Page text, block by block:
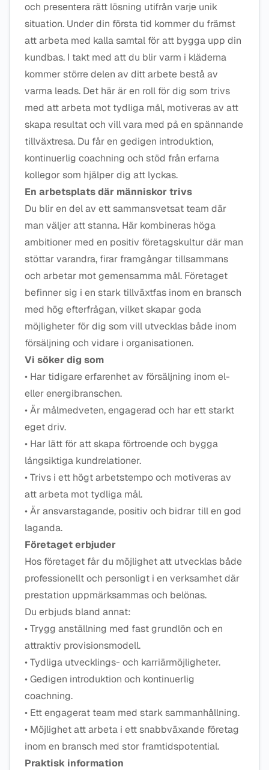
och presentera rätt lösning utifrån varje unik
situation. Under din första tid kommer du främst
att arbeta med kalla samtal för att bygga upp din
kundbas. I takt med att du blir varm i kläderna
kommer större delen av ditt arbete bestå av
varma leads. Det här är en roll för dig som trivs
med att arbeta mot tydliga mål, motiveras av att
skapa resultat och vill vara med på en spännande
tillväxtresa. Du får en gedigen introduktion,
kontinuerlig coachning och stöd från erfarna
kollegor som hjälper dig att lyckas.
En arbetsplats där människor trivs
Du blir en del av ett sammansvetsat team där
man väljer att stanna. Här kombineras höga
ambitioner med en positiv företagskultur där man
stöttar varandra, firar framgångar tillsammans
och arbetar mot gemensamma mål. Företaget
befinner sig i en stark tillväxtfas inom en bransch
med hög efterfrågan, vilket skapar goda
möjligheter för dig som vill utvecklas både inom
försäljning och vidare i organisationen.
Vi söker dig som
• Har tidigare erfarenhet av försäljning inom el-
eller energibranschen.
• Är målmedveten, engagerad och har ett starkt
eget driv.
• Har lätt för att skapa förtroende och bygga
långsiktiga kundrelationer.
• Trivs i ett högt arbetstempo och motiveras av
att arbeta mot tydliga mål.
• Är ansvarstagande, positiv och bidrar till en god
laganda.
Företaget erbjuder
Hos företaget får du möjlighet att utvecklas både
professionellt och personligt i en verksamhet där
prestation uppmärksammas och belönas.
Du erbjuds bland annat:
• Trygg anställning med fast grundlön och en
attraktiv provisionsmodell.
• Tydliga utvecklings- och karriärmöjligheter.
• Gedigen introduktion och kontinuerlig
coachning.
• Ett engagerat team med stark sammanhållning.
• Möjlighet att arbeta i ett snabbväxande företag
inom en bransch med stor framtidspotential.
Praktisk information